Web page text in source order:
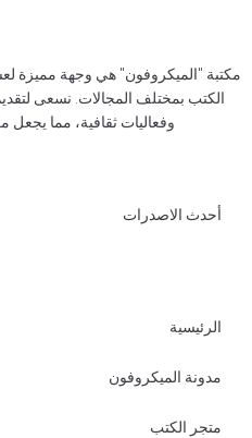
"الميكروفون" هي وجهة مميزة
الكتب بمختلف المجالات. نسعى لتقديم
وفعاليات ثقافية، مما يجعل
أحدث الاصدرات
الرئيسية
مدونة الميكروفون
متجر الكتب